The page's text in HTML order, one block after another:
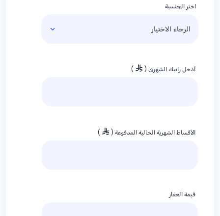
اختر الجنسية
أدخل راتبك الشهري ( )
الأقساط الشهرية الحالية المدفوعة ( )
قيمة العقار